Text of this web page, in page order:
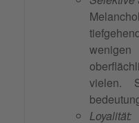
vielen.
Loyalität: